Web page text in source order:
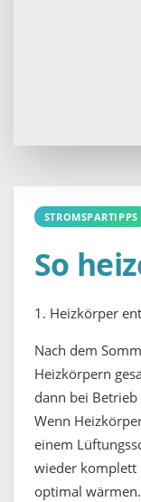
STROMSPARTIPPS
So
1. Heizkörper
Nach dem
Heizkörpern
dann bei
Wenn
einem
wieder komplett
optimal wärmen.